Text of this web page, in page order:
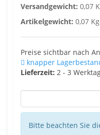
Versandgewicht: 0,07
Artikelgewicht: 0,07 Kg
Preise sichtbar nach
knapper
Lieferzeit: 2 - 3
Bitte beachten Sie